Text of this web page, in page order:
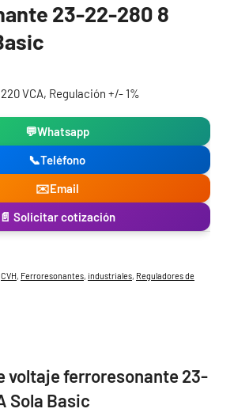
23-22-280 8
VCA, Regulación +/- 1%
💬Whatsapp
📞Teléfono
✉️Email
📄 Solicitar cotización
CVH, Ferroresonantes, industriales, Reguladores de
voltaje ferroresonante 23-
Sola Basic